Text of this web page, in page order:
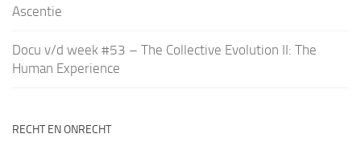
Ascentie
Docu v/d week #53 – The Collective Evolution II: The
Human Experience
RECHT EN ONRECHT